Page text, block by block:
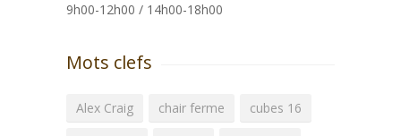
9h00-12h00 / 14h00-18h00
Mots clefs
Alex Craig chair ferme
cubes 16